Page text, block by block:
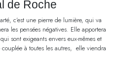
de Roche
c’est une pierre de lumière, qui va
les pensées négatives. Elle apportera
sont exigeants envers eux-mêmes et
à toutes les autres, elle viendra